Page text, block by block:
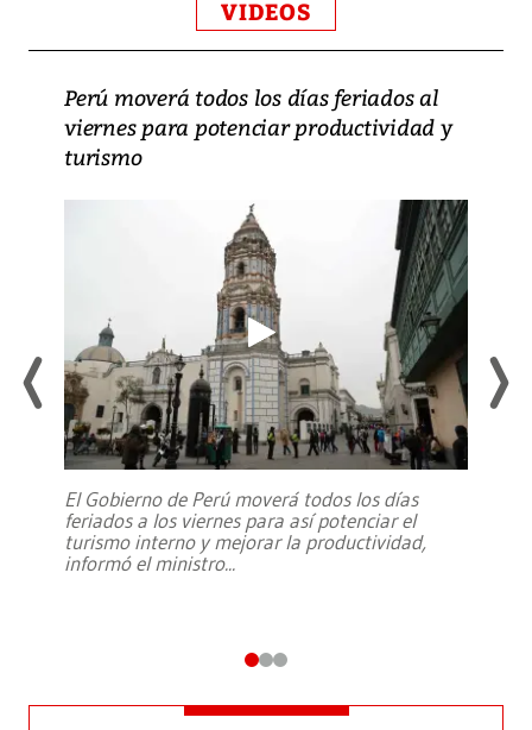
VIDEOS
Perú moverá todos los días feriados al
viernes para potenciar productividad y
turismo
El Gobierno de Perú moverá todos los días
feriados a los viernes para así potenciar el
turismo interno y mejorar la productividad,
informó el ministro...